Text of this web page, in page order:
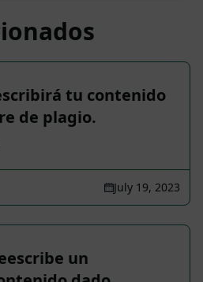
tu contenido
de plagio.
July 19, 2023
un